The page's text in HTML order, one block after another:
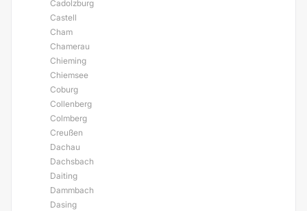
Cadolzburg
Castell
Cham
Chamerau
Chieming
Chiemsee
Coburg
Collenberg
Colmberg
Creußen
Dachau
Dachsbach
Daiting
Dammbach
Dasing